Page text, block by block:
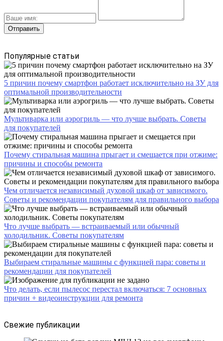
Популярные статьи
5 причин почему смартфон работает исключительно на ЗУ для
оптимальной производительности
Мультиварка или аэрогриль — что лучше выбрать. Советы
для покупателей
Почему стиральная машина прыгает и смещается при отжиме:
причины и способы ремонта
Чем отличается независимый духовой шкаф от зависимого.
Советы и рекомендации покупателям для правильного выбора
Что лучше выбрать — встраиваемый или обычный
холодильник. Советы покупателям
Выбираем стиральные машины с функцией пара: советы и
рекомендации для покупателей
Что делать, если пылесос перестал включаться: 7 основных
причин + видеоинструкции для ремонта
Свежие публикации